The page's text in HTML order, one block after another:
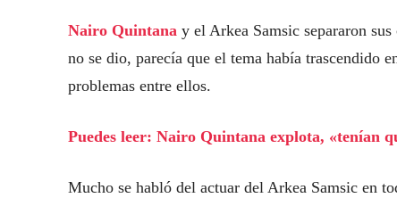
Nairo Quintana y el Arkea Samsic separaron
no se dio, parecía que el tema había trascendido
problemas entre ellos.
Puedes leer: Nairo Quintana explota, «tenían
Mucho se habló del actuar del Arkea Samsic en